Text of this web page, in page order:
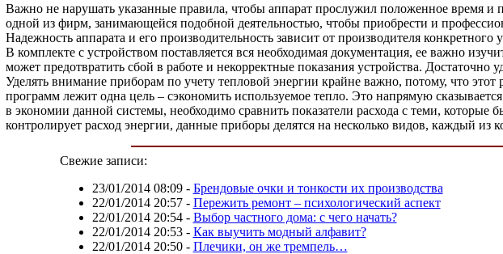
Важно не нарушать указанные правила, чтобы аппарат прослужил положенное время и
одной из фирм, занимающейся подобной деятельностью, чтобы приобрести и
Надежность аппарата и его производительность зависит от производителя
В комплекте с устройством поставляется вся необходимая документация, ее важно
может предотвратить сбой в работе и некорректные показания устройства.
Уделять внимание приборам по учету тепловой энергии крайне важно, потому, что
программ лежит одна цель – сэкономить используемое тепло. Это напрямую
в экономии данной системы, необходимо сравнить показатели расхода с теми,
контролирует расход энергии, данные приборы делятся на несколько видов, каждый из
Свежие записи:
23/01/2014 08:09- Брендовые очки и тонкости их производства
22/01/2014 20:57- Пережить ремонт – психологический аспект
22/01/2014 20:54- Выбор частного дома: с чего начать?
22/01/2014 20:53- Как выучить модный алфавит?
22/01/2014 20:50- Плечики, он же тремпель…